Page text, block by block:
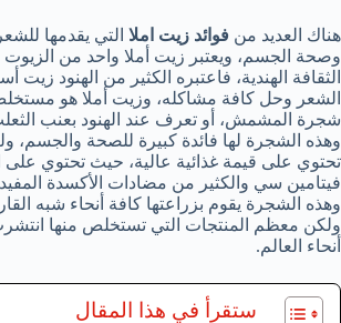
هناك العديد من فوائد زيت املا التي يقدمها
وصحة الجسم، ويعتبر زيت أملا واحد من
الثقافة الهندية، فاعتبره الكثير من الهنود زيت
الشعر وحل كافة مشاكله، وزيت أملا هو
شجرة المشمش، أو تعرف عند الهنود بعنب
وهذه الشجرة لها فائدة كبيرة للصحة والجسم،
تحتوي على قيمة غذائية عالية، حيث تحتوي على
فيتامين سي والكثير من مضادات الأكسدة
وهذه الشجرة يقوم بزراعتها كافة أنحاء شبه
ولكن معظم المنتجات التي تستخلص منها
أنحاء العالم.
ستقرأ في هذا المقال